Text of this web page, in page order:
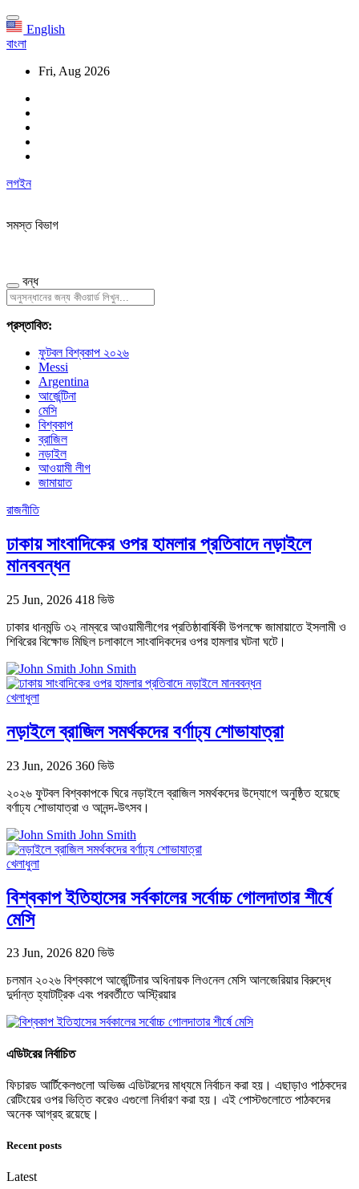
English
বাংলা
Fri, Aug 2026
লগইন
সমস্ত বিভাগ
বন্ধ
প্রস্তাবিত:
ফুটবল বিশ্বকাপ ২০২৬
Messi
Argentina
আর্জেন্টিনা
মেসি
বিশ্বকাপ
ব্রাজিল
নড়াইল
আওয়ামী লীগ
জামায়াত
রাজনীতি
ঢাকায় সাংবাদিকের ওপর হামলার প্রতিবাদে নড়াইলে
মানববন্ধন
25 Jun, 2026 418 ভিউ
ঢাকার ধানমন্ডি ৩২ নাম্বরে আওয়ামীলীগের প্রতিষ্ঠাবার্ষিকী উপলক্ষে জামায়াতে ইসলামী ও
শিবিরের বিক্ষোভ মিছিল চলাকালে সাংবাদিকদের ওপর হামলার ঘটনা ঘটে।
John Smith
খেলাধুলা
নড়াইলে ব্রাজিল সমর্থকদের বর্ণাঢ্য শোভাযাত্রা
23 Jun, 2026 360 ভিউ
২০২৬ ফুটবল বিশ্বকাপকে ঘিরে নড়াইলে ব্রাজিল সমর্থকদের উদ্যোগে অনুষ্ঠিত হয়েছে
বর্ণাঢ্য শোভাযাত্রা ও আনন্দ-উৎসব।
John Smith
খেলাধুলা
বিশ্বকাপ ইতিহাসের সর্বকালের সর্বোচ্চ গোলদাতার শীর্ষে
মেসি
23 Jun, 2026 820 ভিউ
চলমান ২০২৬ বিশ্বকাপে আর্জেন্টিনার অধিনায়ক লিওনেল মেসি আলজেরিয়ার বিরুদ্ধে
দুর্দান্ত হ্যাটট্রিক এবং পরবর্তীতে অস্ট্রিয়ার
এডিটরের নির্বাচিত
ফিচারড আর্টিকেলগুলো অভিজ্ঞ এডিটরদের মাধ্যমে নির্বাচন করা হয়। এছাড়াও পাঠকদের
রেটিংয়ের ওপর ভিত্তি করেও এগুলো নির্ধারণ করা হয়। এই পোস্টগুলোতে পাঠকদের
অনেক আগ্রহ রয়েছে।
Recent posts
Latest